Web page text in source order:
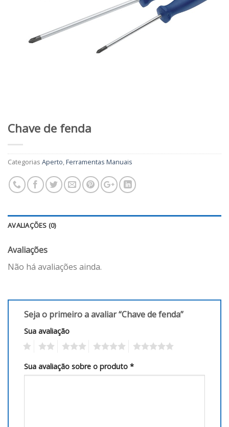
Chave de fenda
Categorias Aperto,Ferramentas Manuais
AVALIAÇÕES (0)
Avaliações
Não há avaliações ainda.
Seja o primeiro a avaliar “Chave de fenda”
Sua avaliação
Sua avaliação sobre o produto *